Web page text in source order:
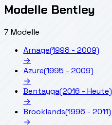
Modelle Bentley
7 Modelle
Arnage(1998 - 2009)
→
Azure(1995 - 2009)
→
Bentayga(2016 - Heute)
→
Brooklands(1996 - 2011)
→